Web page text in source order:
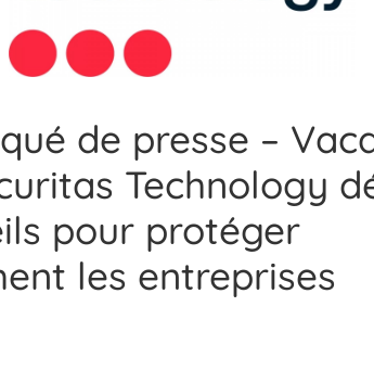
de presse –
Technology
pour protéger
les entreprises